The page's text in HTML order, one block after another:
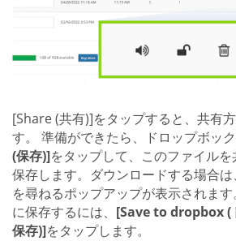
[Share (共有)]をタップすると、共有
す。 準備ができたら、ドロップボッ
(保存)]をタップして、このファイル
保存します。ダウンロードする場合
を尋ねるポップアップが表示されま
に保存するには、 [Save to dropbox (
保存)]をタップします。